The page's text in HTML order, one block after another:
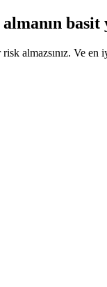
basit
almazsınız. Ve